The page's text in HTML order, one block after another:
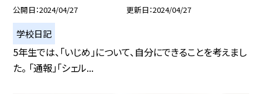
公開日 2024/04/27 更新日 2024/04/27
学校日記
5年生では、「いじめ」について、自分にできることを考えまし
た。 「通報」「シェル...